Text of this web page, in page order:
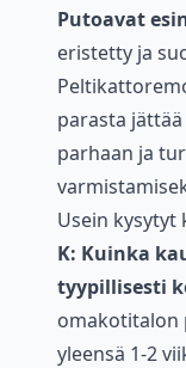
Putoavat
eristetty ja
parasta
parhaan ja
Usein kysytyt
K: Kuinka
tyypillisesti
omakotitalon
yleensä 1-2